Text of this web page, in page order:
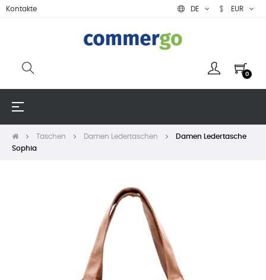
Kontakte DE EUR
0
Umschalten
☰
Taschen Damen Ledertaschen
Damen Ledertasche
Sophia